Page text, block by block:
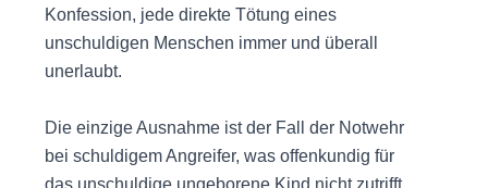
Konfession, jede direkte Tötung eines
unschuldigen Menschen immer und überall
unerlaubt.
Die einzige Ausnahme ist der Fall der Notwehr
bei schuldigem Angreifer, was offenkundig für
das unschuldige ungeborene Kind nicht zutrifft,